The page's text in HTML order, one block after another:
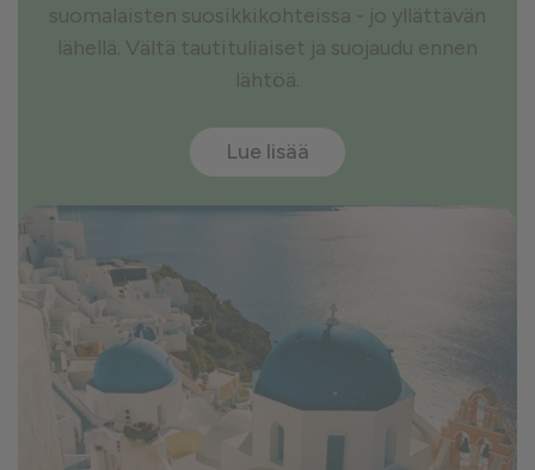
suomalaisten suosikkikohteissa - jo yllättävän
lähellä. Vältä tautituliaiset ja suojaudu ennen
lähtöä.
Lue lisää